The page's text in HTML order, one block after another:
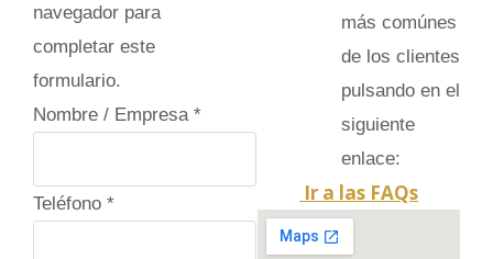
navegador para
completar este
formulario.
Nombre / Empresa *
C
Teléfono *
más comúnes
de los clientes
pulsando en el
siguiente
enlace:
Ir a las FAQs